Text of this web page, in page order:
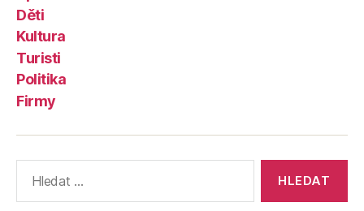
Děti
Kultura
Turisti
Politika
Firmy
vyhledávání: